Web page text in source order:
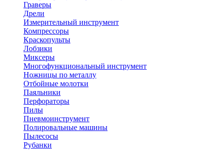
Граверы
Дрели
Измерительный инструмент
Компрессоры
Краскопульты
Лобзики
Миксеры
Многофункциональный инструмент
Ножницы по металлу
Отбойные молотки
Паяльники
Перфораторы
Пилы
Пневмоинструмент
Полировальные машины
Пылесосы
Рубанки